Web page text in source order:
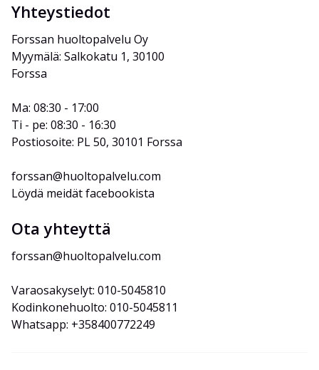
Yhteystiedot
Forssan huoltopalvelu Oy
Myymälä: Salkokatu 1, 30100
Forssa
Ma: 08:30 - 17:00
Ti - pe: 08:30 - 16:30
Postiosoite: PL 50, 30101 Forssa
forssan@huoltopalvelu.com
Löydä meidät facebookista
Ota yhteyttä
forssan@huoltopalvelu.com
Varaosakyselyt: 010-5045810
Kodinkonehuolto: 010-5045811
Whatsapp: +358400772249